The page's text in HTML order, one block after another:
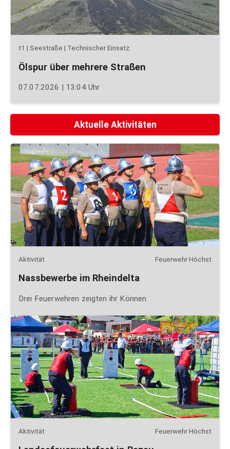
t1 | Seestraße | Technischer Einsatz
Ölspur über mehrere Straßen
07.07.2026 | 13:04 Uhr
Aktuelle Aktivitäten
Aktivität Feuerwehr Höchst
Nassbewerbe im Rheindelta
Drei Feuerwehren zeigten ihr Können
Aktivität Feuerwehr Höchst